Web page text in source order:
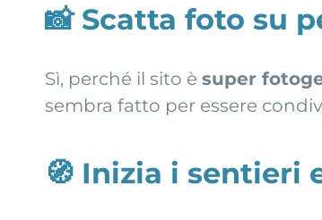
📸Scatta foto su
Sì, perché il sito è super
sembra fatto per essere
🧭 Inizia i sentieri